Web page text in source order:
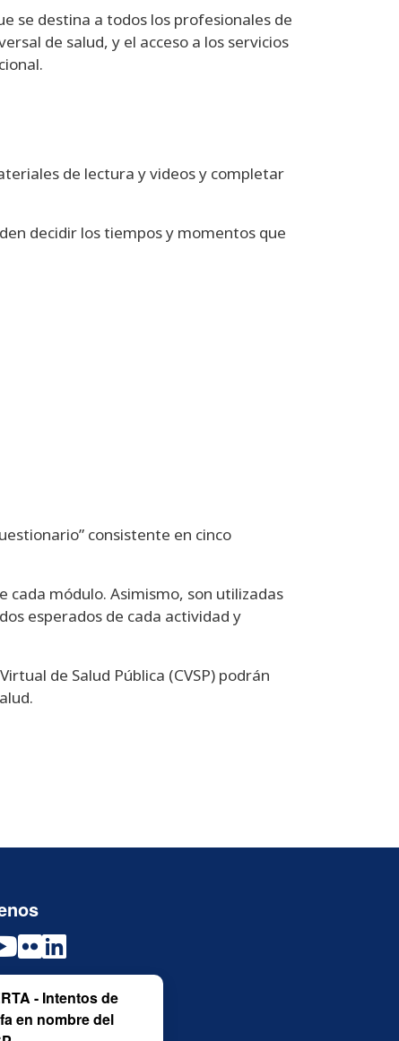
se destina a todos los profesionales de
de salud, y el acceso a los servicios
de lectura y videos y completar
decidir los tiempos y momentos que
consistente en cinco
cada módulo. Asimismo, son utilizadas
esperados de cada actividad y
de Salud Pública (CVSP) podrán
- Intentos de
en nombre del